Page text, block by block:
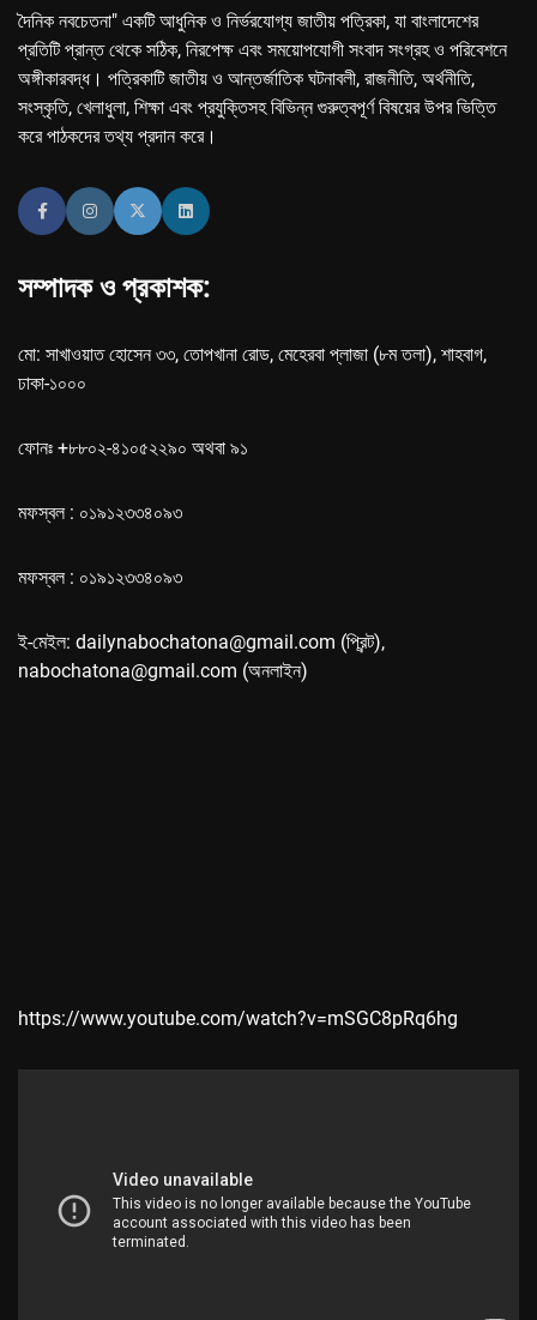
দৈনিক নবচেতনা" একটি আধুনিক ও নির্ভরযোগ্য জাতীয় পত্রিকা, যা বাংলাদেশের
প্রতিটি প্রান্ত থেকে সঠিক, নিরপেক্ষ এবং সময়োপযোগী সংবাদ সংগ্রহ ও পরিবেশনে
অঙ্গীকারবদ্ধ। পত্রিকাটি জাতীয় ও আন্তর্জাতিক ঘটনাবলী, রাজনীতি, অর্থনীতি,
সংস্কৃতি, খেলাধুলা, শিক্ষা এবং প্রযুক্তিসহ বিভিন্ন গুরুত্বপূর্ণ বিষয়ের উপর ভিত্তি
করে পাঠকদের তথ্য প্রদান করে।
সম্পাদক ও প্রকাশক:
মো: সাখাওয়াত হোসেন ৩৩, তোপখানা রোড, মেহেরবা প্লাজা (৮ম তলা), শাহবাগ,
ঢাকা-১০০০
ফোনঃ +৮৮০২-৪১০৫২২৯০ অথবা ৯১
মফস্বল : ০১৯১২৩৩৪০৯৩
মফস্বল : ০১৯১২৩৩৪০৯৩
ই-মেইল: dailynabochatona@gmail.com (প্রিন্ট),
nabochatona@gmail.com (অনলাইন)
https://www.youtube.com/watch?v=mSGC8pRq6hg